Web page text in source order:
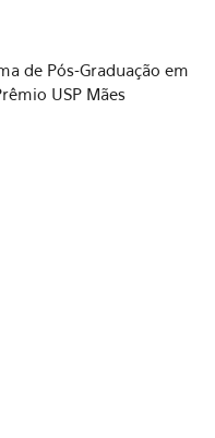
de Pós-Graduação em
USP Mães